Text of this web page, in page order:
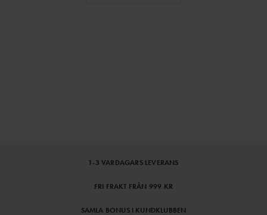
1-3 VARDAGARS LEVERANS
FRI FRAKT FRÅN 999 KR
SAMLA BONUS I KUNDKLUBBEN